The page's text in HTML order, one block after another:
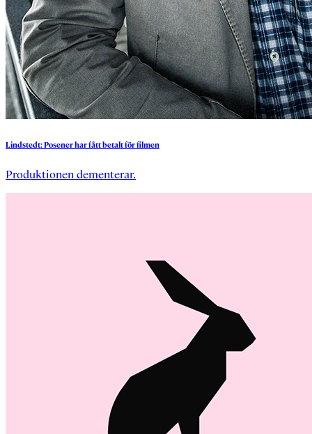
Lindstedt:Posenerharfåttbetaltförfilmen
Produktionen dementerar.